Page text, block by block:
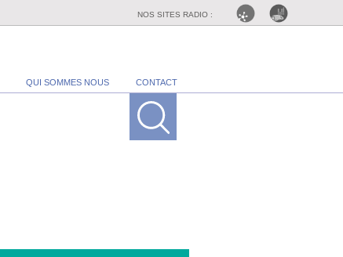
NOS SITES RADIO :
QUI SOMMES NOUS CONTACT